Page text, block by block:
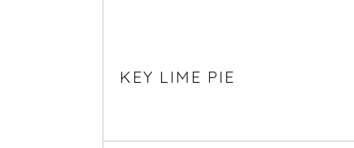
KEY LIME PIE